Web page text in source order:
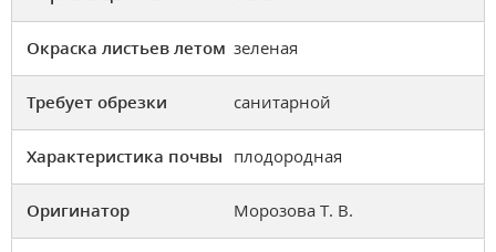
Окраска листьев летом зеленая
Требует обрезки санитарной
Характеристика почвы плодородная
Оригинатор Морозова Т. В.